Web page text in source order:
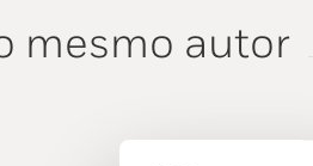
mesmo autor